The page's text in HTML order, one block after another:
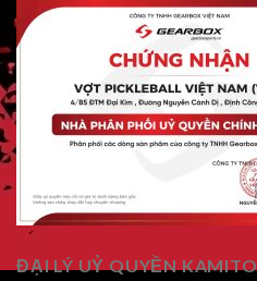
ĐẠI LÝ UỶ QUYỀN KAMITO